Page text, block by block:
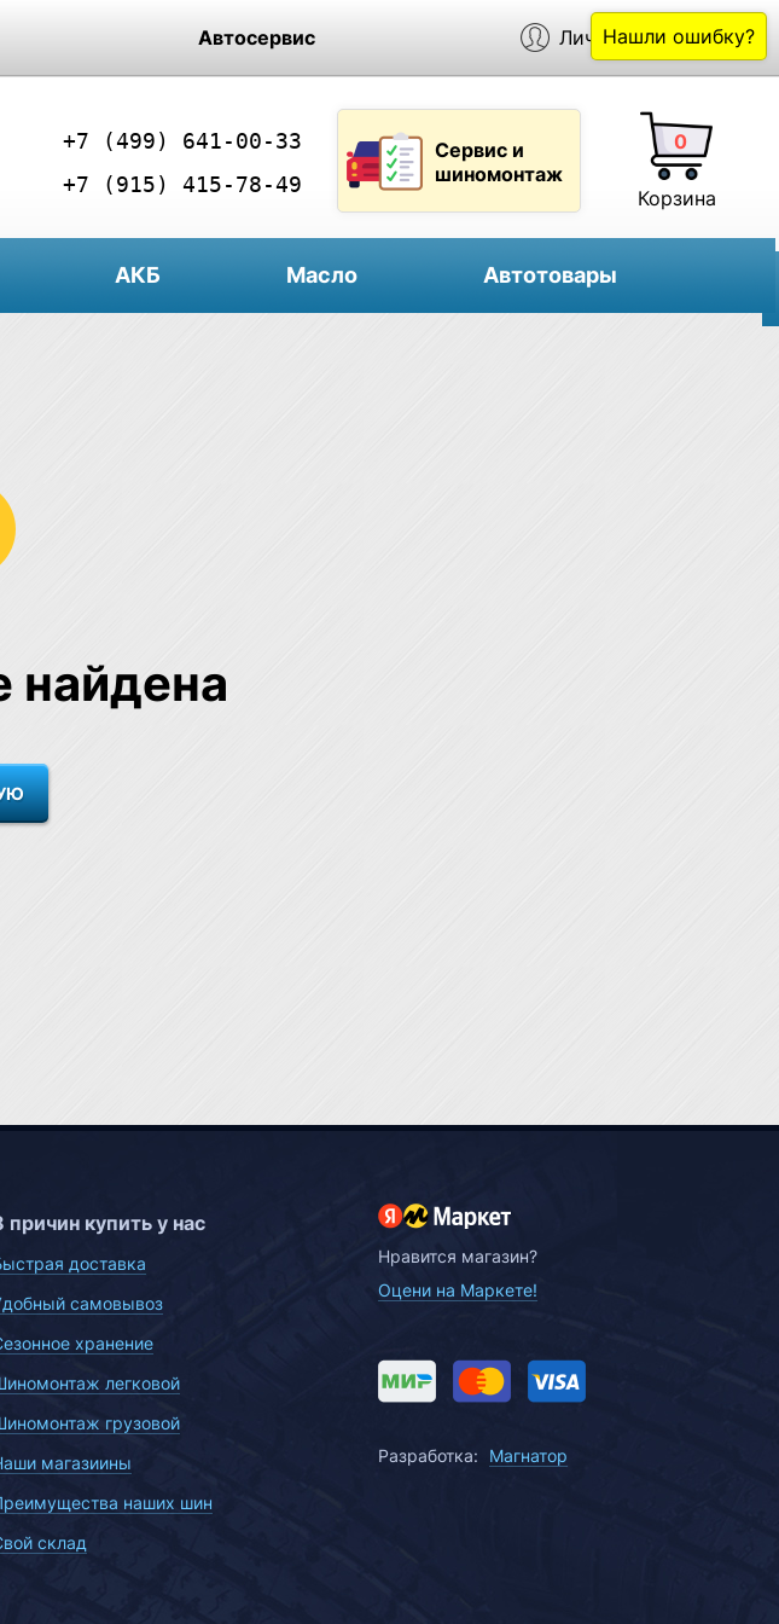
Автосервис Личный кабинет
+7 (499) 641-00-33
+7 (915) 415-78-49
Сервис и
шиномонтаж
0
Корзина
АКБ Масло Автотовары
найдена
причин купить у нас
доставка
самовывоз
хранение
легковой
грузовой
магазиины
наших шин
склад
Нравится магазин?
Оцени на Маркете!
Разработка: Магнатор
Нашли ошибку?